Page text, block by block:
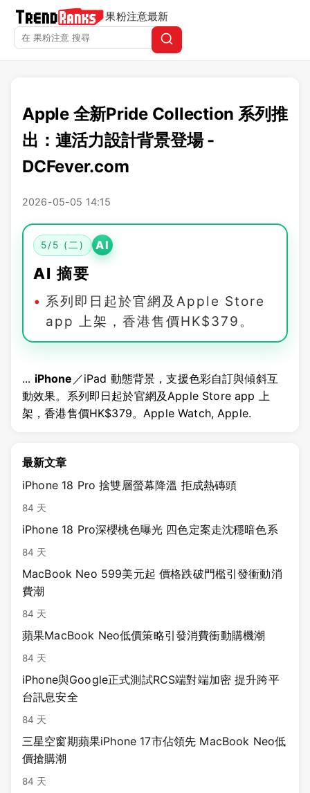
果粉注意最新
Apple 全新Pride Collection 系列推
出：連活力設計背景登場 -
DCFever.com
2026-05-05 14:15
5/5 (二) AI
AI 摘要
系列即日起於官網及Apple Store
app 上架，香港售價HK$379。
... iPhone ／iPad 動態背景，支援色彩自訂與傾斜互
動效果。系列即日起於官網及Apple Store app 上
架，香港售價HK$379。Apple Watch, Apple.
最新文章
iPhone 18 Pro 捨雙層螢幕降溫 拒成熱磚頭
84 天
iPhone 18 Pro深櫻桃色曝光 四色定案走沈穩暗色系
84 天
MacBook Neo 599美元起 價格跌破門檻引發衝動消
費潮
84 天
蘋果MacBook Neo低價策略引發消費衝動購機潮
84 天
iPhone與Google正式測試RCS端對端加密 提升跨平
台訊息安全
84 天
三星空窗期蘋果iPhone 17市佔領先 MacBook Neo低
價搶購潮
84 天